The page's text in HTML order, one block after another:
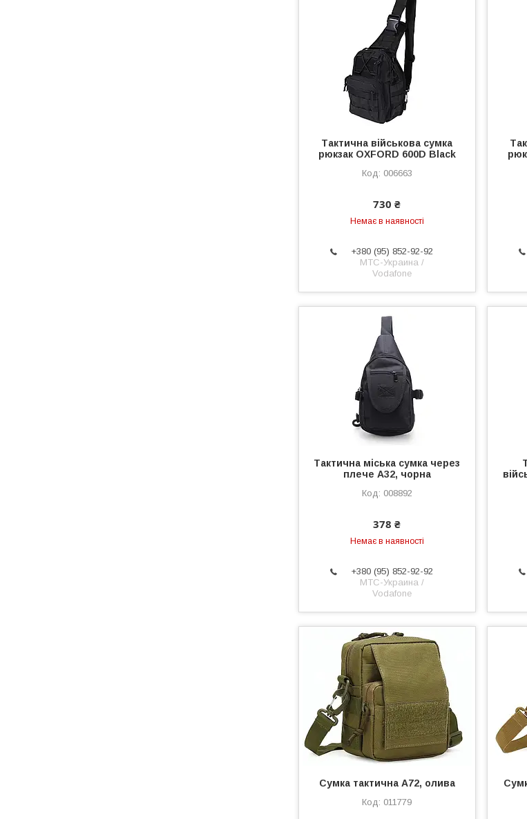
Тактична військова сумка
рюкзак OXFORD 600D Black
006663
730 ₴
Немає в наявності
+380 (95) 852-92-92
МТС-Украина /
Vodafone
Тактична міська сумка через
плече A32, чорна
008892
378 ₴
Немає в наявності
+380 (95) 852-92-92
МТС-Украина /
Vodafone
Сумка тактична A72, олива
011779